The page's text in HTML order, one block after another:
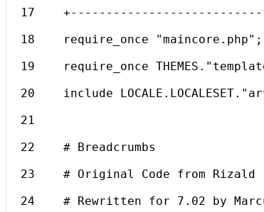
17
18    require_once "maincore.php";
19    require_once
20    include
21
22    # Breadcrumbs
23    # Original Code from Rizald
24    # Rewritten for 7.02 by